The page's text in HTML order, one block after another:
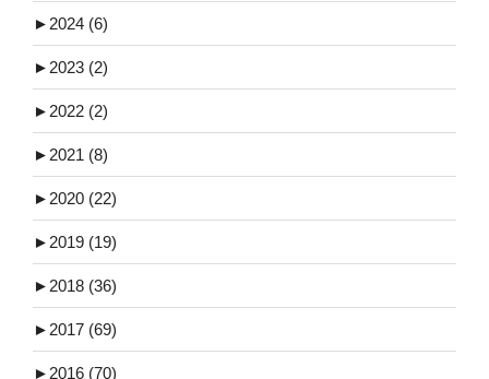
► 2024 (6)
► 2023 (2)
► 2022 (2)
► 2021 (8)
► 2020 (22)
► 2019 (19)
► 2018 (36)
► 2017 (69)
► 2016 (70)